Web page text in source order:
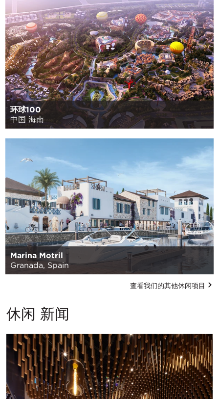
环球100
中国 海南
Marina Motril
Granada, Spain
查看我们的其他休闲项目
休闲 新闻